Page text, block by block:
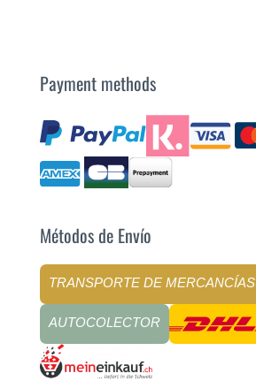
Payment methods
Métodos de Envío
TRANSPORTE DE MERCANCÍAS
AUTOCOLECTOR